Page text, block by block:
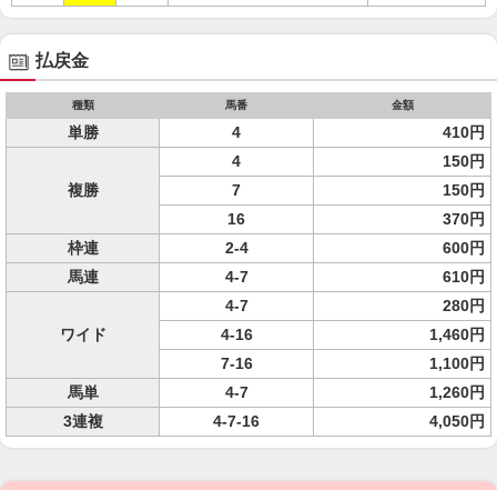
払戻金
種類 馬番 金額
単勝 4 410円
複勝
4
150円
7
150円
16
370円
枠連
2-4
600円
馬連
4-7 610円
ワイド
4-7
280円
4-16
1,460円
7-16
1,100円
馬単
4-7
1,260円
3連複
4-7-16 4,050円